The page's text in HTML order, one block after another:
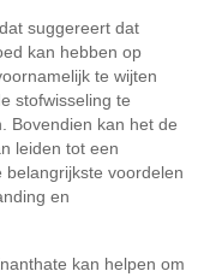
suggereert dat
kan hebben op
te wijten
stofwisseling te
Bovendien kan het de
leiden tot een
voordelen
en
kan helpen om